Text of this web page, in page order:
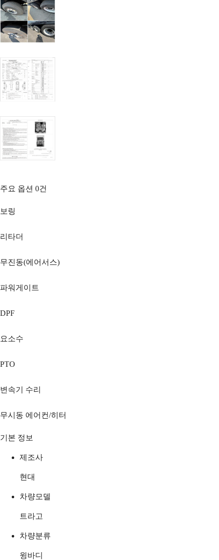
주요 옵션 0건
보링
리타더
무진동(에어서스)
파워게이트
DPF
요소수
PTO
변속기 수리
무시동 에어컨/히터
기본 정보
제조사
현대
차량모델
트라고
차량분류
윙바디